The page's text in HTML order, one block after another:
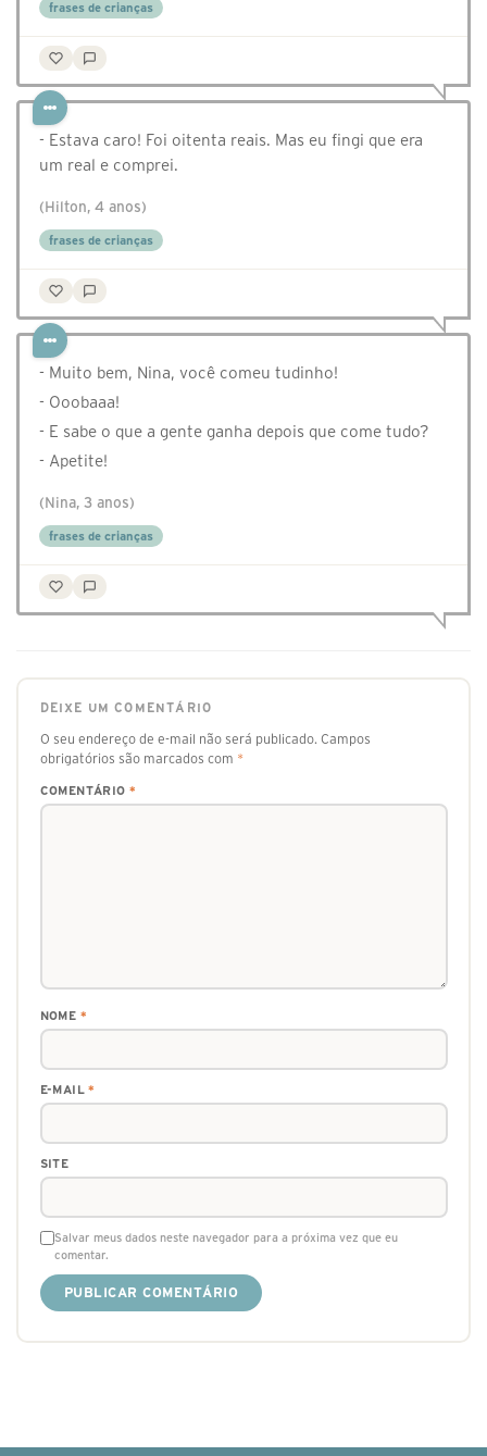
frases de crianças
- Estava caro! Foi oitenta reais. Mas eu fingi que era
um real e comprei.
(Hilton, 4 anos)
frases de crianças
- Muito bem, Nina, você comeu tudinho!
- Ooobaaa!
- E sabe o que a gente ganha depois que come tudo?
- Apetite!
(Nina, 3 anos)
frases de crianças
DEIXE UM COMENTÁRIO
O seu endereço de e-mail não será publicado. Campos
obrigatórios são marcados com *
COMENTÁRIO *
NOME *
E-MAIL*
SITE
Salvar meus dados neste navegador para a próxima vez que eu
comentar.